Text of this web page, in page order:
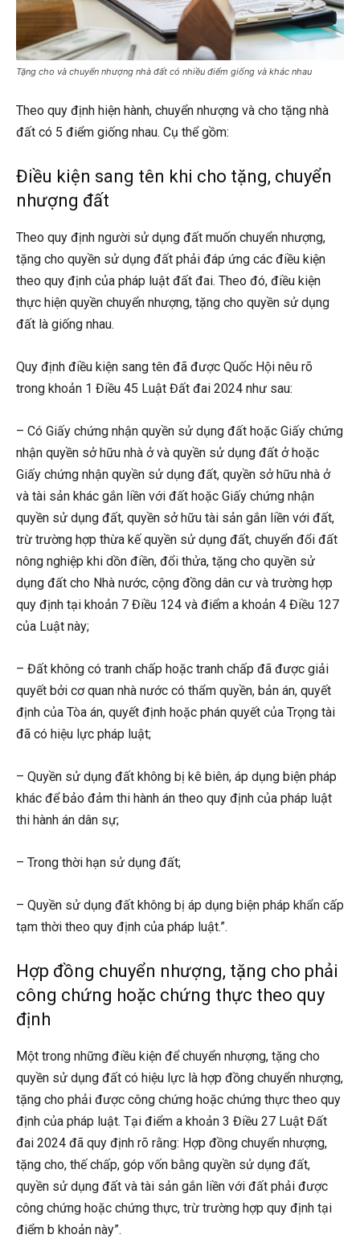
Tặng cho và chuyển nhượng nhà đất có nhiều điểm giống và khác nhau
Theo quy định hiện hành, chuyển nhượng và cho tặng nhà
đất có 5 điểm giống nhau. Cụ thể gồm:
Điều kiện sang tên khi cho tặng, chuyển
nhượng đất
Theo quy định người sử dụng đất muốn chuyển nhượng,
tặng cho quyền sử dụng đất phải đáp ứng các điều kiện
theo quy định của pháp luật đất đai. Theo đó, điều kiện
thực hiện quyền chuyển nhượng, tặng cho quyền sử dụng
đất là giống nhau.
Quy định điều kiện sang tên đã được Quốc Hội nêu rõ
trong khoản 1 Điều 45 Luật Đất đai 2024 như sau:
– Có Giấy chứng nhận quyền sử dụng đất hoặc Giấy chứng
nhận quyền sở hữu nhà ở và quyền sử dụng đất ở hoặc
Giấy chứng nhận quyền sử dụng đất, quyền sở hữu nhà ở
và tài sản khác gắn liền với đất hoặc Giấy chứng nhận
quyền sử dụng đất, quyền sở hữu tài sản gắn liền với đất,
trừ trường hợp thừa kế quyền sử dụng đất, chuyển đổi đất
nông nghiệp khi dồn điền, đổi thửa, tặng cho quyền sử
dụng đất cho Nhà nước, cộng đồng dân cư và trường hợp
quy định tại khoản 7 Điều 124 và điểm a khoản 4 Điều 127
của Luật này;
– Đất không có tranh chấp hoặc tranh chấp đã được giải
quyết bởi cơ quan nhà nước có thẩm quyền, bản án, quyết
định của Tòa án, quyết định hoặc phán quyết của Trọng tài
đã có hiệu lực pháp luật;
– Quyền sử dụng đất không bị kê biên, áp dụng biện pháp
khác để bảo đảm thi hành án theo quy định của pháp luật
thi hành án dân sự;
– Trong thời hạn sử dụng đất;
– Quyền sử dụng đất không bị áp dụng biện pháp khẩn cấp
tạm thời theo quy định của pháp luật.”.
Hợp đồng chuyển nhượng, tặng cho phải
công chứng hoặc chứng thực theo quy
định
Một trong những điều kiện để chuyển nhượng, tặng cho
quyền sử dụng đất có hiệu lực là hợp đồng chuyển nhượng,
tặng cho phải được công chứng hoặc chứng thực theo quy
định của pháp luật. Tại điểm a khoản 3 Điều 27 Luật Đất
đai 2024 đã quy định rõ rằng: Hợp đồng chuyển nhượng,
tặng cho, thế chấp, góp vốn bằng quyền sử dụng đất,
quyền sử dụng đất và tài sản gắn liền với đất phải được
công chứng hoặc chứng thực, trừ trường hợp quy định tại
điểm b khoản này”.